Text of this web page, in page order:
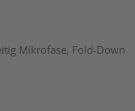
Mikrofase, Fold-Down